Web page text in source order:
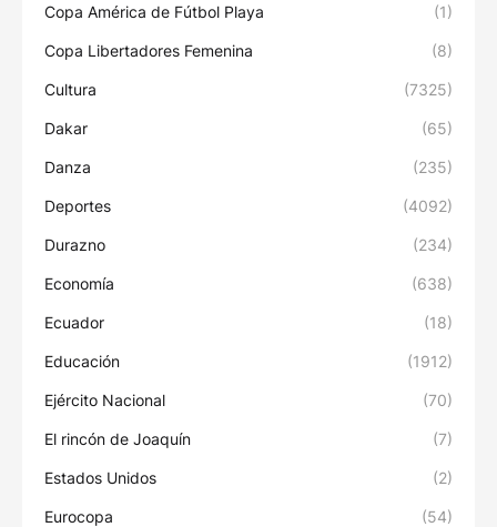
Copa América de Fútbol Playa (1)
Copa Libertadores Femenina (8)
Cultura (7325)
Dakar (65)
Danza (235)
Deportes (4092)
Durazno (234)
Economía (638)
Ecuador (18)
Educación (1912)
Ejército Nacional (70)
El rincón de Joaquín (7)
Estados Unidos (2)
Eurocopa (54)